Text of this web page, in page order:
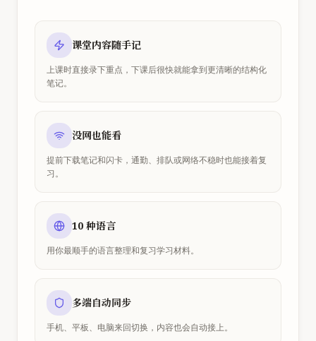
课堂内容随手记
上课时直接录下重点，下课后很快就能拿到更清晰的结构化
笔记。
没网也能看
提前下载笔记和闪卡，通勤、排队或网络不稳时也能接着复
习。
10 种语言
用你最顺手的语言整理和复习学习材料。
多端自动同步
手机、平板、电脑来回切换，内容也会自动接上。